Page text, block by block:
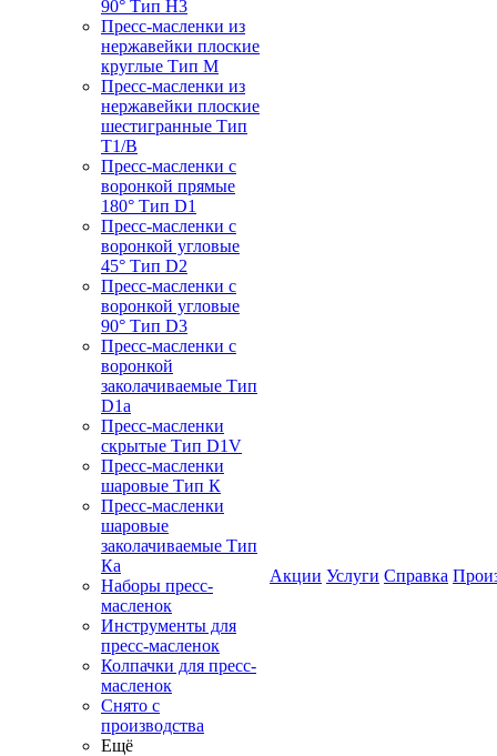
90° Тип H3
Пресс-масленки из
нержавейки плоские
круглые Тип M
Пресс-масленки из
нержавейки плоские
шестигранные Тип
T1/B
Пресс-масленки с
воронкой прямые
180° Тип D1
Пресс-масленки с
воронкой угловые
45° Тип D2
Пресс-масленки с
воронкой угловые
90° Тип D3
Пресс-масленки с
воронкой
заколачиваемые Тип
D1a
Пресс-масленки
скрытые Тип D1V
Пресс-масленки
шаровые Тип К
Пресс-масленки
шаровые
заколачиваемые Тип
Кa
Наборы пресс-
масленок
Инструменты для
пресс-масленок
Колпачки для пресс-
масленок
Снято с
производства
Ещё
Акции Услуги Справка